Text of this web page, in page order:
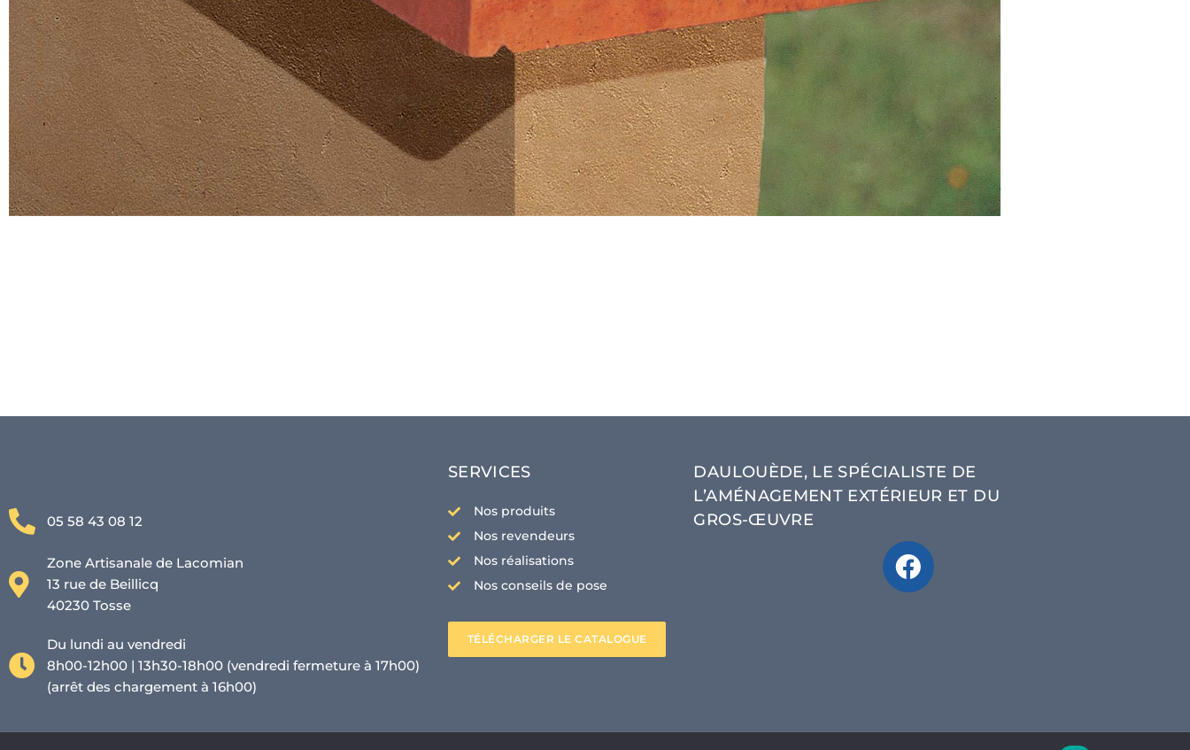
05 58 43 08 12
Zone Artisanale de Lacomian
13 rue de Beillicq
40230 Tosse
Du lundi au vendredi
8h00-12h00 | 13h30-18h00 (vendredi fermeture à 17h00)
(arrêt des chargement à 16h00)
SERVICES
Nos produits
Nos revendeurs
Nos réalisations
Nos conseils de pose
TÉLÉCHARGER LE CATALOGUE
DAULOUÈDE, LE SPÉCIALISTE DE
L’AMÉNAGEMENT EXTÉRIEUR ET DU
GROS-ŒUVRE